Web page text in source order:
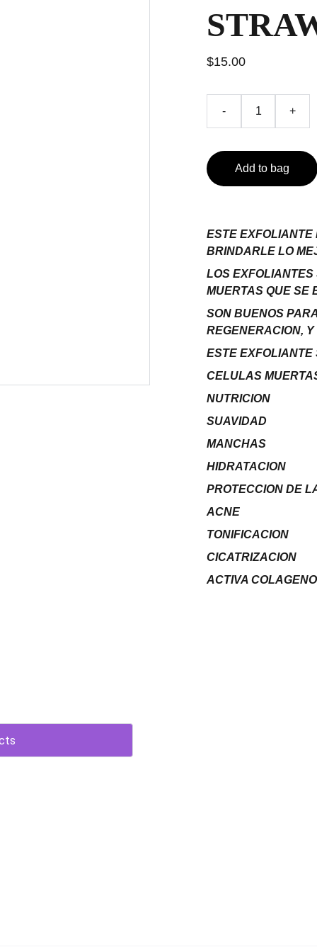
$15.00
- +
Add to bag
ESTE EXFOLIANTE
BRINDARLE LO
LOS
MUERTAS QUE SE
SON BUENOS
REGENERACION,
ESTE EXFOLIANTE
CELULAS
NUTRICION
SUAVIDAD
MANCHAS
HIDRATACION
PROTECCION DE
ACNE
TONIFICACION
CICATRIZACION
ACTIVA COLAGENO